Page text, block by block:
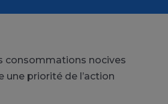
consommations nocives
une priorité de l’action